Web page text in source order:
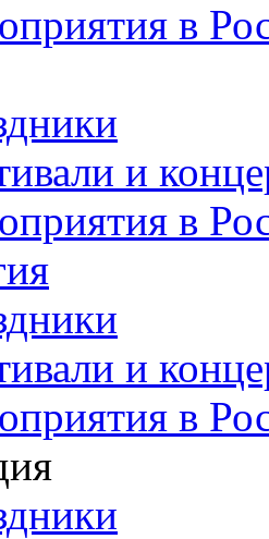
в
и
в
и
в